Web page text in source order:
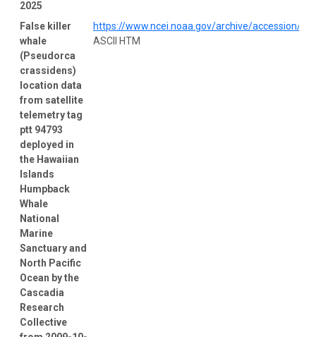
2025
False killer
whale
(Pseudorca
crassidens)
location data
from satellite
telemetry tag
ptt 94793
deployed in
the Hawaiian
Islands
Humpback
Whale
National
Marine
Sanctuary and
North Pacific
Ocean by the
Cascadia
Research
Collective
https://www.ncei.noaa.gov/archive/accession/
ASCII HTM